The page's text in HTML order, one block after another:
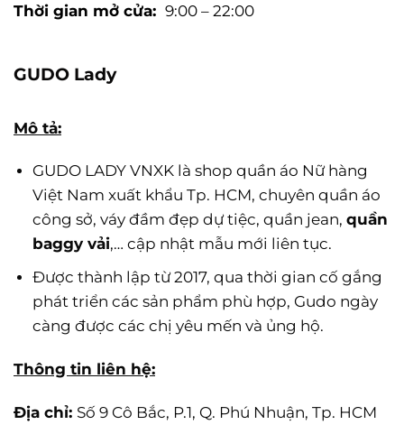
Thời gian mở cửa: 9:00 – 22:00
GUDO Lady
Mô tả:
GUDO LADY VNXK là shop quần áo Nữ hàng
Việt Nam xuất khẩu Tp. HCM, chuyên quần áo
công sở, váy đầm đẹp dự tiệc, quần jean, quần
baggy vải,… cập nhật mẫu mới liên tục.
Được thành lập từ 2017, qua thời gian cố gắng
phát triển các sản phẩm phù hợp, Gudo ngày
càng được các chị yêu mến và ủng hộ.
Thông tin liên hệ:
Địa chỉ: Số 9 Cô Bắc, P.1, Q. Phú Nhuận, Tp. HCM